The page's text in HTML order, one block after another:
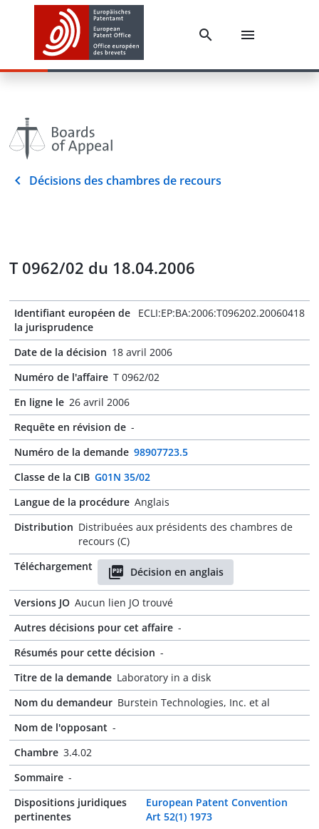
Décisions des chambres de recours
T 0962/02 du 18.04.2006
Identifiant européen de
la jurisprudence
ECLI:EP:BA:2006:T096202.20060418
Date de la décision 18 avril 2006
Numéro de l'affaire T 0962/02
En ligne le 26 avril 2006
Requête en révision de -
Numéro de la demande 98907723.5
Classe de la CIB G01N 35/02
Langue de la procédure Anglais
Distribution Distribuées aux présidents des chambres de
recours (C)
Téléchargement
Décision en anglais
Versions JO Aucun lien JO trouvé
Autres décisions pour cet affaire -
Résumés pour cette décision -
Titre de la demande Laboratory in a disk
Nom du demandeur Burstein Technologies, Inc. et al
Nom de l'opposant -
Chambre 3.4.02
Sommaire -
Dispositions juridiques
pertinentes
European Patent Convention
Art 52(1) 1973